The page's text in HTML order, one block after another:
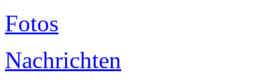
Fotos
Nachrichten